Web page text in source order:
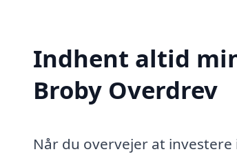
Indhent altid
Broby Overdrev
Når du overvejer at